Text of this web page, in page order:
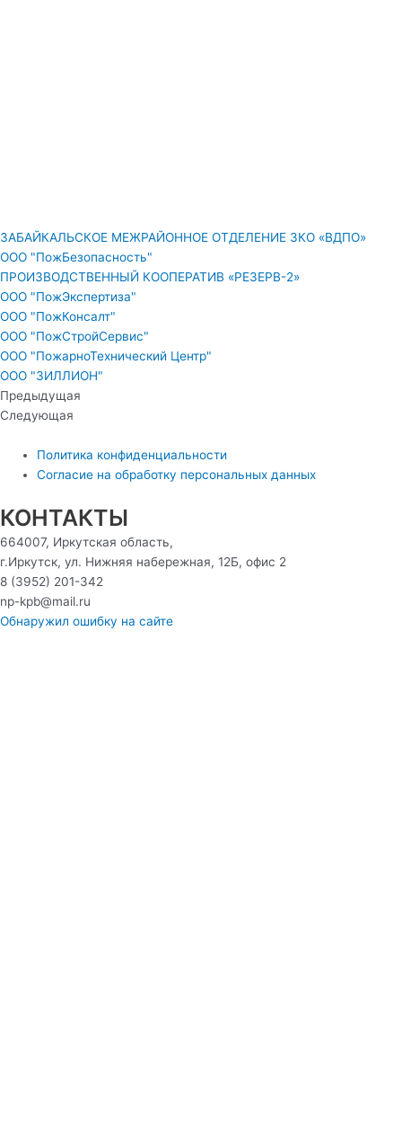
ЗАБАЙКАЛЬСКОЕ МЕЖРАЙОННОЕ ОТДЕЛЕНИЕ ЗКО «ВДПО»
ООО "ПожБезопасность"
ПРОИЗВОДСТВЕННЫЙ КООПЕРАТИВ «РЕЗЕРВ-2»
ООО "ПожЭкспертиза"
ООО "ПожКонсалт"
ООО "ПожСтройСервис"
ООО "ПожарноТехнический Центр"
ООО "ЗИЛЛИОН"
Предыдущая
Следующая
Политика конфиденциальности
Согласие на обработку персональных данных
КОНТАКТЫ
664007, Иркутская область,
г.Иркутск, ул. Нижняя набережная, 12Б, офис 2
8 (3952) 201-342
np-kpb@mail.ru
Обнаружил ошибку на сайте